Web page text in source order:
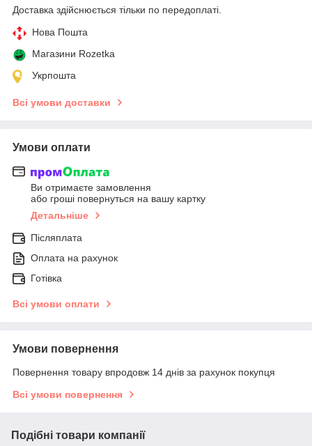
Доставка здійснюється тільки по передоплаті.
Нова Пошта
Магазини Rozetka
Укрпошта
Всі умови доставки
Умови оплати
Ви отримаєте замовлення
або гроші повернуться на вашу картку
Детальніше
Післяплата
Оплата на рахунок
Готівка
Всі умови оплати
Умови повернення
Повернення товару впродовж 14 днів за рахунок покупця
Всі умови повернення
Подібні товари компанії